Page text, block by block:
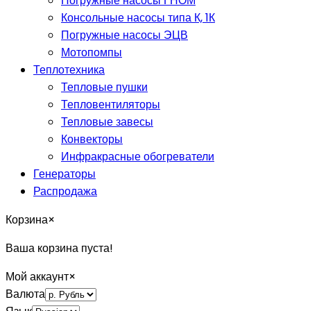
Консольные насосы типа К, 1К
Погружные насосы ЭЦВ
Мотопомпы
Теплотехника
Тепловые пушки
Тепловентиляторы
Тепловые завесы
Конвекторы
Инфракрасные обогреватели
Генераторы
Распродажа
Корзина×
Ваша корзина пуста!
Мой аккаунт×
Валюта